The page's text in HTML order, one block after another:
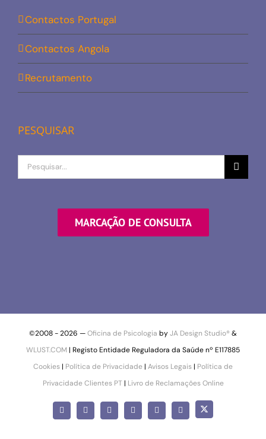
Contactos Portugal
Contactos Angola
Recrutamento
PESQUISAR
Procurar
por
MARCAÇÃO DE CONSULTA
©2008 -2026 —Oficina de Psicologia byJA Design Studio®&
WLUST.COM | Registo Entidade Reguladora da Saúde nº E117885
Cookies| Política de Privacidade| Avisos Legais| Política de
Privacidade Clientes PT | Livro de Reclamações Online
FacebookInstagramLinkedInYouTubePinterestSoundCloud
X